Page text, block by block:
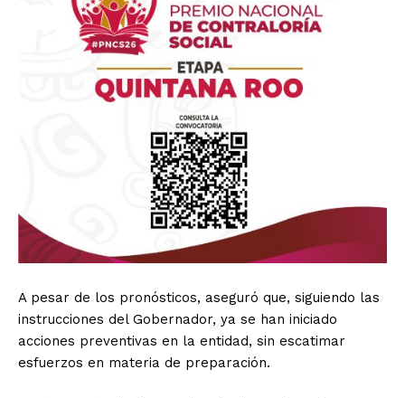
A pesar de los pronósticos, aseguró que, siguiendo las
instrucciones del Gobernador, ya se han iniciado
acciones preventivas en la entidad, sin escatimar
esfuerzos en materia de preparación.